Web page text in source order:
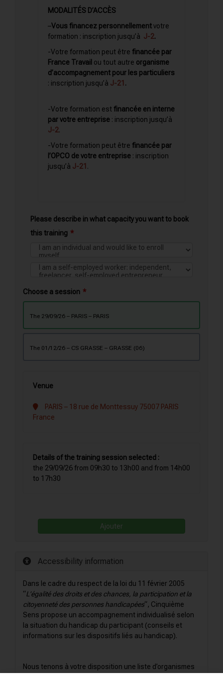
MODALITÉS D’ACCÈS
–Vous financez personnellementvotre
formation : inscription jusqu’à J-2.
-Votre formation peut être financée par
France Travail ou tout autre organisme
d’accompagnement pour les particuliers
: inscription jusqu’à J-21 .
-Votre formation est financée en interne
par votre entreprise : inscription jusqu’à
J-2.
-Votre formation peut être financée par
l’OPCO de votre entreprise : inscription
jusqu’à J-21 .
Please describe in what capacity you want to book
this training
Choose a session
the 29/09/26 – PARIS – PARIS
the 01/12/26 – CS GRASSE – GRASSE (06)
Venue
France
Details of the training session selected :
the 29/09/26 from 09h30 to 13h00 and from 14h00
to 17h30
Ajouter
Accessibility information
Dans le cadre du respect de la loi du 11 février 2005
“L’égalité des droits et des chances, la participation et la
citoyenneté des personnes handicapées“, Cinquième
Sens propose un accompagnement individualisé selon
la situation du handicap du participant (conseils et
informations sur les dispositifs liés au handicap).
Nous tenons à votre disposition une liste d’organismes